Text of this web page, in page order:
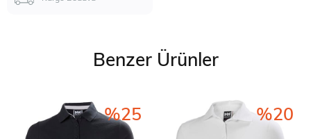
Benzer Ürünler
%25 %20